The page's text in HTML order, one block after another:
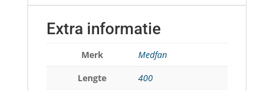
Extra informatie
Merk
Medfan
Lengte
400